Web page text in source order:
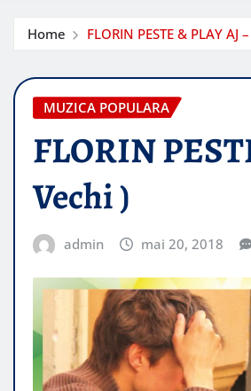
Home FLORIN PESTE & PLAY
MUZICA POPULARA
FLORIN
Vechi )
admin mai 20, 2018